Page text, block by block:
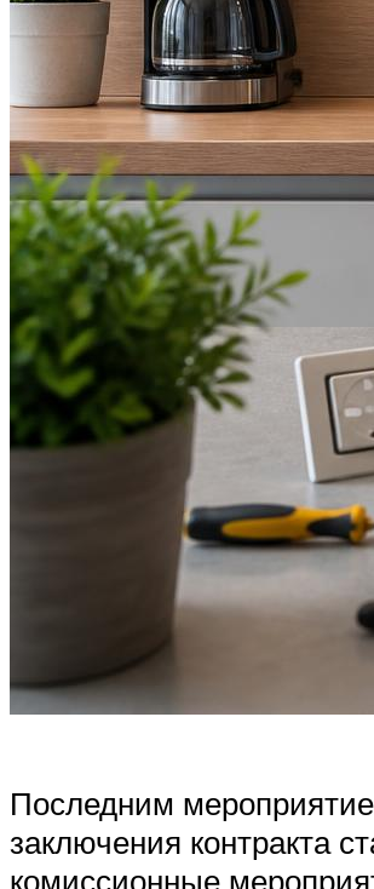
Последним
заключения контракта
комиссионные